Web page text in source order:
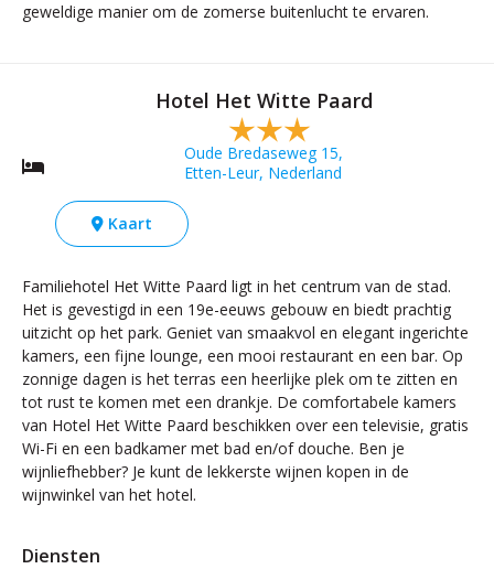
geweldige manier om de zomerse buitenlucht te ervaren.
Hotel Het Witte Paard
Oude Bredaseweg 15,
Etten-Leur, Nederland
Kaart
Familiehotel Het Witte Paard ligt in het centrum van de stad.
Het is gevestigd in een 19e-eeuws gebouw en biedt prachtig
uitzicht op het park. Geniet van smaakvol en elegant ingerichte
kamers, een fijne lounge, een mooi restaurant en een bar. Op
zonnige dagen is het terras een heerlijke plek om te zitten en
tot rust te komen met een drankje. De comfortabele kamers
van Hotel Het Witte Paard beschikken over een televisie, gratis
Wi-Fi en een badkamer met bad en/of douche. Ben je
wijnliefhebber? Je kunt de lekkerste wijnen kopen in de
wijnwinkel van het hotel.
Diensten